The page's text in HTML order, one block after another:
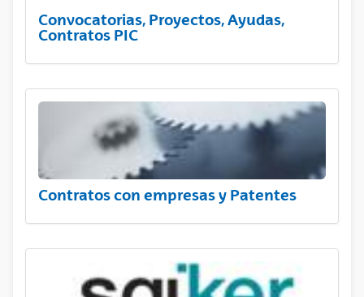
Convocatorias, Proyectos, Ayudas,
Contratos PIC
Contratos con empresas y Patentes